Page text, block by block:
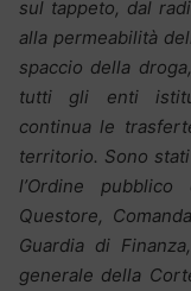
sul tappeto, dal
alla permeabilità
spaccio della
tutti gli enti
continua le
territorio. Sono
l’Ordine
Questore,
Guardia di
generale della